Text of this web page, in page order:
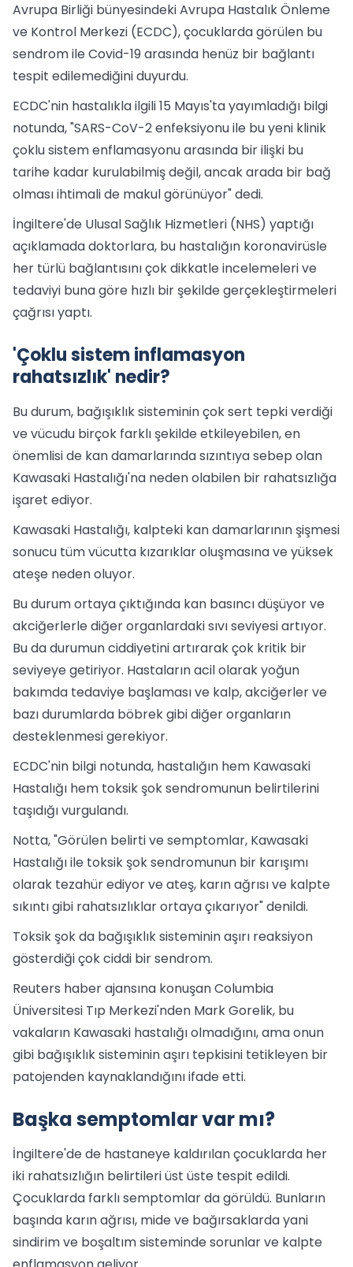
Avrupa Birliği bünyesindeki Avrupa Hastalık Önleme
ve Kontrol Merkezi (ECDC), çocuklarda görülen bu
sendrom ile Covid-19 arasında henüz bir bağlantı
tespit edilemediğini duyurdu.
ECDC'nin hastalıkla ilgili 15 Mayıs'ta yayımladığı bilgi
notunda, "SARS-CoV-2 enfeksiyonu ile bu yeni klinik
çoklu sistem enflamasyonu arasında bir ilişki bu
tarihe kadar kurulabilmiş değil, ancak arada bir bağ
olması ihtimali de makul görünüyor" dedi.
İngiltere'de Ulusal Sağlık Hizmetleri (NHS) yaptığı
açıklamada doktorlara, bu hastalığın koronavirüsle
her türlü bağlantısını çok dikkatle incelemeleri ve
tedaviyi buna göre hızlı bir şekilde gerçekleştirmeleri
çağrısı yaptı.
'Çoklu sistem inflamasyon
rahatsızlık' nedir?
Bu durum, bağışıklık sisteminin çok sert tepki verdiği
ve vücudu birçok farklı şekilde etkileyebilen, en
önemlisi de kan damarlarında sızıntıya sebep olan
Kawasaki Hastalığı'na neden olabilen bir rahatsızlığa
işaret ediyor.
Kawasaki Hastalığı, kalpteki kan damarlarının şişmesi
sonucu tüm vücutta kızarıklar oluşmasına ve yüksek
ateşe neden oluyor.
Bu durum ortaya çıktığında kan basıncı düşüyor ve
akciğerlerle diğer organlardaki sıvı seviyesi artıyor.
Bu da durumun ciddiyetini artırarak çok kritik bir
seviyeye getiriyor. Hastaların acil olarak yoğun
bakımda tedaviye başlaması ve kalp, akciğerler ve
bazı durumlarda böbrek gibi diğer organların
desteklenmesi gerekiyor.
ECDC'nin bilgi notunda, hastalığın hem Kawasaki
Hastalığı hem toksik şok sendromunun belirtilerini
taşıdığı vurgulandı.
Notta, "Görülen belirti ve semptomlar, Kawasaki
Hastalığı ile toksik şok sendromunun bir karışımı
olarak tezahür ediyor ve ateş, karın ağrısı ve kalpte
sıkıntı gibi rahatsızlıklar ortaya çıkarıyor" denildi.
Toksik şok da bağışıklık sisteminin aşırı reaksiyon
gösterdiği çok ciddi bir sendrom.
Reuters haber ajansına konuşan Columbia
Üniversitesi Tıp Merkezi'nden Mark Gorelik, bu
vakaların Kawasaki hastalığı olmadığını, ama onun
gibi bağışıklık sisteminin aşırı tepkisini tetikleyen bir
patojenden kaynaklandığını ifade etti.
Başka semptomlar var mı?
İngiltere'de de hastaneye kaldırılan çocuklarda her
iki rahatsızlığın belirtileri üst üste tespit edildi.
Çocuklarda farklı semptomlar da görüldü. Bunların
başında karın ağrısı, mide ve bağırsaklarda yani
sindirim ve boşaltım sisteminde sorunlar ve kalpte